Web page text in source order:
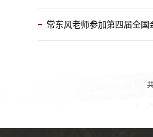
常东风老师参加第四届全国